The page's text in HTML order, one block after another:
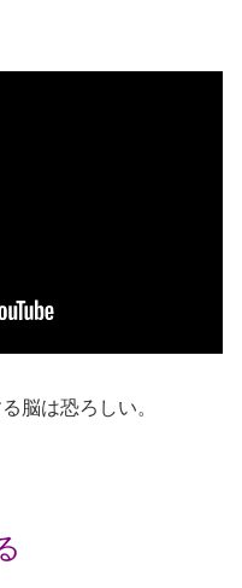
脳は恐ろしい。